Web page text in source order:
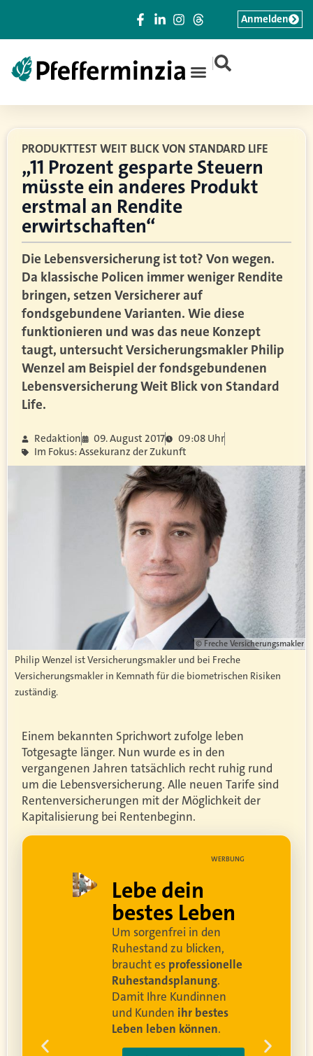
|
Anmelden
PRODUKTTEST WEIT BLICK VON STANDARD LIFE
„11 Prozent gesparte Steuern
müsste ein anderes Produkt
erstmal an Rendite
erwirtschaften“
Die Lebensversicherung ist tot? Von wegen.
Da klassische Policen immer weniger Rendite
bringen, setzen Versicherer auf
fondsgebundene Varianten. Wie diese
funktionieren und was das neue Konzept
taugt, untersucht Versicherungsmakler Philip
Wenzel am Beispiel der fondsgebundenen
Lebensversicherung Weit Blick von Standard
Life.
Redaktion 09. August 2017
09:08 Uhr
Im Fokus: Assekuranz der Zukunft
© Freche Versicherungsmakler
Philip Wenzel ist Versicherungsmakler und bei Freche
Versicherungsmakler in Kemnath für die biometrischen Risiken
zuständig.
Einem bekannten Sprichwort zufolge leben
Totgesagte länger. Nun wurde es in den
vergangenen Jahren tatsächlich recht ruhig rund
um die Lebensversicherung. Alle neuen Tarife sind
Rentenversicherungen mit der Möglichkeit der
Kapitalisierung bei Rentenbeginn.
WERBUNG
Lebe dein
bestes Leben
Um sorgenfrei in den
Ruhestand zu blicken,
braucht es professionelle
Ruhestandsplanung.
Damit Ihre Kundinnen
und Kunden ihr bestes
Leben leben können.